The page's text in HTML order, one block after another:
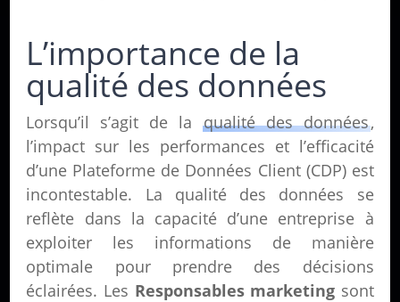
L’importance de la
qualité des données
Lorsqu’il s’agit de la qualité des données,
l’impact sur les performances et l’efficacité
d’une Plateforme de Données Client (CDP) est
incontestable. La qualité des données se
reflète dans la capacité d’une entreprise à
exploiter les informations de manière
optimale pour prendre des décisions
éclairées. Les Responsables marketing sont